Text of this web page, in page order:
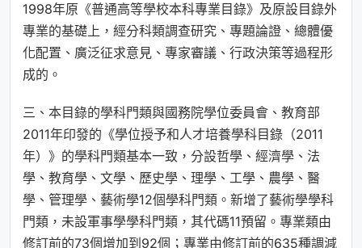
1998年原《普通高等學校本科專業目錄》及原設目錄外
專業的基礎上，經分科類調查研究、專題論證、總體優
化配置、廣泛征求意見、專家審議、行政決策等過程形
成的。
三、本目錄的學科門類與國務院學位委員會、教育部
2011年印發的《學位授予和人才培養學科目錄（2011
年）》的學科門類基本一致，分設哲學、經濟學、法
學、教育學、文學、歷史學、理學、工學、農學、醫
學、管理學、藝術學12個學科門類。新增了藝術學學科
門類，未設軍事學學科門類，其代碼11預留。專業類由
修訂前的73個增加到92個；專業由修訂前的635種調減